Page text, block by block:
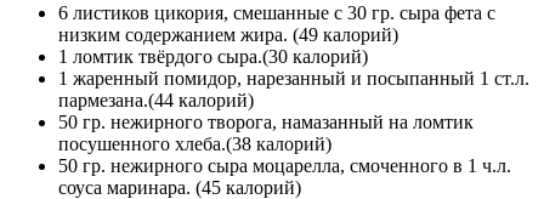
6 листиков цикория, смешанные с 30 гр. сыра фета с
низким содержанием жира. (49 калорий)
1 ломтик твёрдого сыра.(30 калорий)
1 жаренный помидор, нарезанный и посыпанный 1 ст.л.
пармезана.(44 калорий)
50 гр. нежирного творога, намазанный на ломтик
посушенного хлеба.(38 калорий)
50 гр. нежирного сыра моцарелла, смоченного в 1 ч.л.
соуса маринара. (45 калорий)